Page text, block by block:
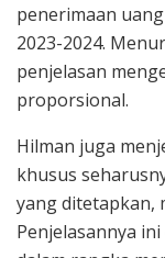
penerimaan
2023-2024.
penjelasan
proporsional.
Hilman juga
khusus
yang ditetapkan,
Penjelasannya